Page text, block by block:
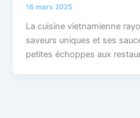
16 mars 2025
La cuisine vietnamienne
saveurs uniques et ses
petites échoppes aux